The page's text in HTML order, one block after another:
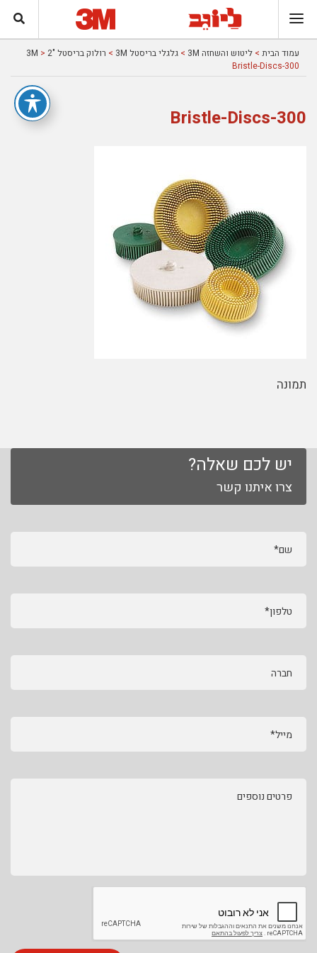
עמוד הבית > ליטוש והשחזה 3M > גלגלי בריסטל 3M > רולוק בריסטל "2 3M
>
Bristle-Discs-300
Bristle-Discs-300
תמונה
יש לכם שאלה?
צרו איתנו קשר
שם*
טלפון*
חברה
מייל*
פרטים נוספים